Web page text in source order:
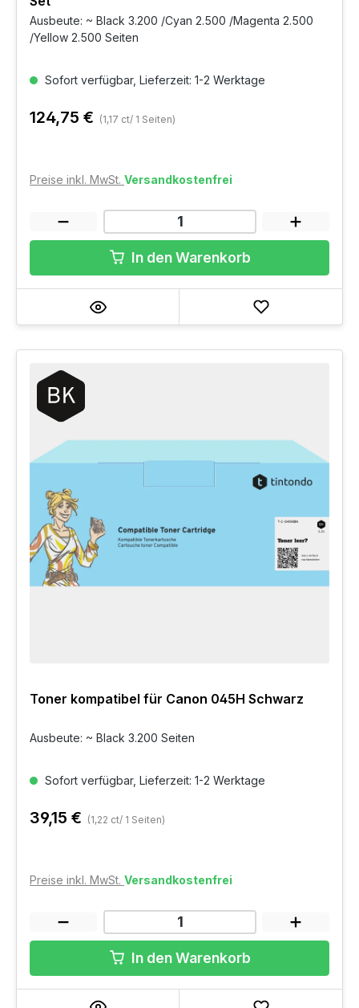
Ausbeute: ~ Black 3.200 /Cyan 2.500 /Magenta 2.500
/Yellow 2.500 Seiten
Sofort verfügbar, Lieferzeit: 1-2 Werktage
124,75 € (1,17 ct/ 1 Seiten)
Preise inkl. MwSt. Versandkostenfrei
In den Warenkorb
Toner kompatibel für Canon 045H Schwarz
Ausbeute: ~ Black 3.200 Seiten
Sofort verfügbar, Lieferzeit: 1-2 Werktage
39,15 € (1,22 ct/ 1 Seiten)
Preise inkl. MwSt. Versandkostenfrei
In den Warenkorb